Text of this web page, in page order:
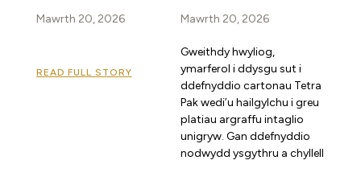
Mawrth 20, 2026
READ FULL STORY
Mawrth 20, 2026
Gweithdy hwyliog,
ymarferol i ddysgu sut i
ddefnyddio cartonau Tetra
Pak wedi’u hailgylchu i greu
platiau argraffu intaglio
unigryw. Gan ddefnyddio
nodwydd ysgythru a chyllell